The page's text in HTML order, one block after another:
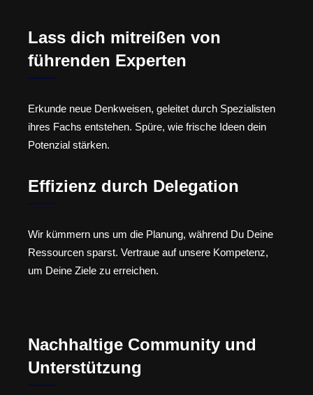
Lass dich mitreißen von
führenden Experten
Erkunde neue Denkweisen, geleitet durch Spezialisten
ihres Fachs entstehen. Spüre, wie frische Ideen dein
Potenzial stärken.
Effizienz durch Delegation
Wir kümmern uns um die Planung, während Du Deine
Ressourcen sparst. Vertraue auf unsere Kompetenz,
um Deine Ziele zu erreichen.
Nachhaltige Community und
Unterstützung